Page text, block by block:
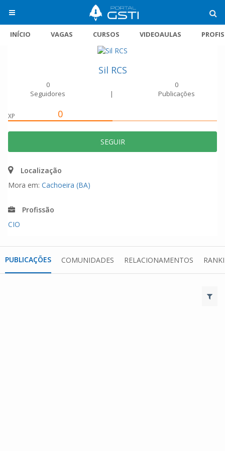
INÍCIO VAGAS CURSOS VIDEOAULAS
Sil RCS
0
Seguidores
|
0
Publicações
XP 0
SEGUIR
Localização
Mora em: Cachoeira (BA)
Profissão
CIO
PUBLICAÇÕES COMUNIDADES RELACIONAMENTOS